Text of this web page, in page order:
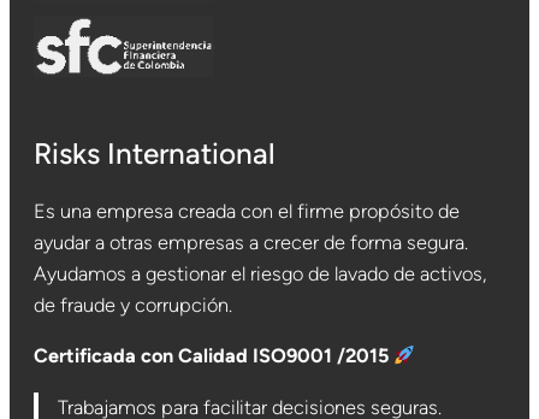
Risks International
Es una empresa creada con el firme propósito de
ayudar a otras empresas a crecer de forma segura.
Ayudamos a gestionar el riesgo de lavado de activos,
de fraude y corrupción.
Certificada con Calidad ISO9001 /2015
Trabajamos para facilitar decisiones seguras.